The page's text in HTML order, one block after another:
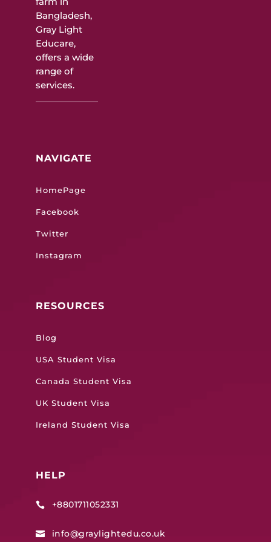
Bangladesh,
Gray Light
Educare,
offers a wide
range of
services.
NAVIGATE
HomePage
Facebook
Twitter
Instagram
RESOURCES
Blog
USA Student Visa
Canada Student Visa
UK Student Visa
Ireland Student Visa
HELP
 +8801711052331
 info@graylightedu.co.uk